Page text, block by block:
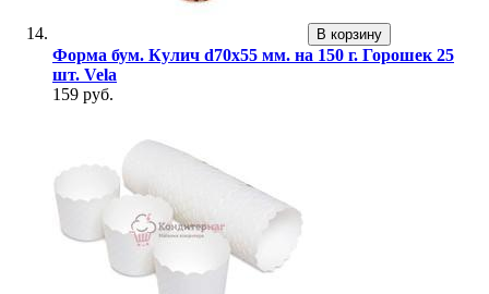
В корзину
Форма бум. Кулич d70х55 мм. на 150 г. Горошек 25
шт. Vela
159 руб.